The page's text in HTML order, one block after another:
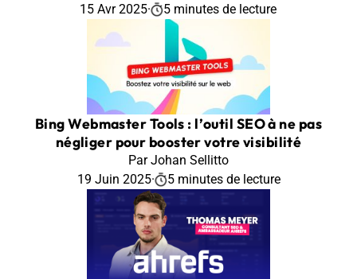
15 Avr 2025· 5 minutes de lecture
Bing Webmaster Tools : l’outil SEO à ne pas
négliger pour booster votre visibilité
Par Johan Sellitto
19 Juin 2025· 5 minutes de lecture